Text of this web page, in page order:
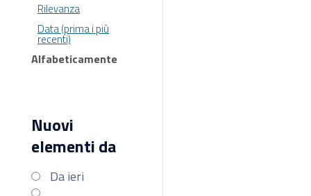
Rilevanza
Data (prima i più
recenti)
Alfabeticamente
Nuovi
elementi da
Da ieri